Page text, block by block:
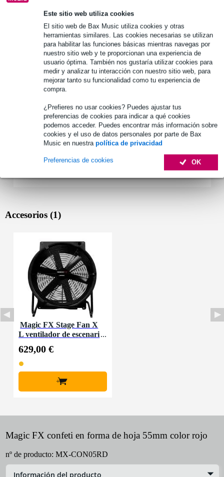
Este sitio web utiliza cookies
El sitio web de Bax Music utiliza cookies y otras
herramientas similares. Las cookies necesarias se utilizan
para habilitar las funciones básicas mientras navegas por
nuestro sitio web y te proporcionan una experiencia de
usuario óptima. También nos gustaría utilizar cookies para
medir y analizar tu interacción con nuestro sitio web, para
mejorar tanto su funcionalidad como tu experiencia de
compra.
¿Prefieres no usar cookies? Puedes ajustar tus
preferencias de cookies para indicar a qué cookies
podemos acceder. Puedes encontrar más información sobre
cookies y el uso de datos personales por parte de Bax
Music en nuestra política de privacidad
OK
Preferencias de cookies
diámetro de las hojas: 55 mm
confeti de giro lento
entregado en una bolsa de un kilo
Especificaciones completas
Véase también (2)
Accesorios (1)
Magic FX Stage Fan X
L ventilador de escenari
629,00 €
+
Magic FX confeti en forma de hoja 55mm color rojo
nº de producto: MX-CON05RD
Información del producto